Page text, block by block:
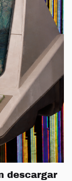
descargar